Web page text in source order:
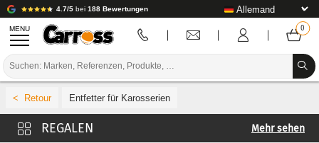
4.7/5 bei 188 Bewertungen
MENU
MARKEN
Entfetter für Karosserien
Mehr sehen